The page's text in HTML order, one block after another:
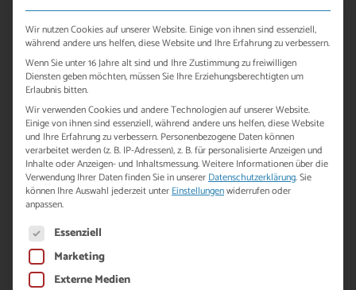
Rundwanderung Plauer Werder
Einmal um die Insel im nördlichen Teil des Plauer Sees.
Wir nutzen Cookies auf unserer Website. Einige von ihnen sind essenziell,
während andere uns helfen, diese Website und Ihre Erfahrung zu verbessern.
Wenn Sie unter 16 Jahre alt sind und Ihre Zustimmung zu freiwilligen
Diensten geben möchten, müssen Sie Ihre Erziehungsberechtigten um
Erlaubnis bitten.
Wir verwenden Cookies und andere Technologien auf unserer Website.
Einige von ihnen sind essenziell, während andere uns helfen, diese Website
und Ihre Erfahrung zu verbessern. Personenbezogene Daten können
verarbeitet werden (z. B. IP-Adressen), z. B. für personalisierte Anzeigen und
Inhalte oder Anzeigen- und Inhaltsmessung.Weitere Informationen über die
Verwendung Ihrer Daten finden Sie in unsererDatenschutzerklärung.Sie
können Ihre Auswahl jederzeit unterEinstellungenwiderrufen oder
anpassen.
Es folgt eine Liste der Service-Gruppen, für die eine
Essenziell
Marketing
Externe Medien